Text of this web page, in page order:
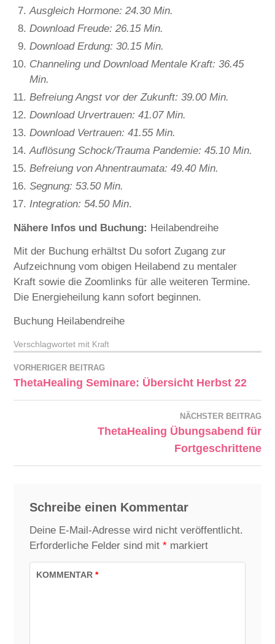
Ausgleich Hormone: 24.30 Min.
Download Freude: 26.15 Min.
Download Erdung: 30.15 Min.
Channeling und Download Mentale Kraft: 36.45
Min.
Befreiung Angst vor der Zukunft: 39.00 Min.
Download Urvertrauen: 41.07 Min.
Download Vertrauen: 41.55 Min.
Auflösung Schock/Trauma Pandemie: 45.10 Min.
Befreiung von Ahnentraumata: 49.40 Min.
Segnung: 53.50 Min.
Integration: 54.50 Min.
Nähere Infos und Buchung: Heilabendreihe
Mit der Buchung erhältst Du sofort Zugang zur
Aufzeichnung vom obigen Heilabend zu mentaler
Kraft sowie die Zoomlinks für alle weiteren Termine.
Die Energieheilung kann sofort beginnen.
Buchung Heilabendreihe
Verschlagwortet mit Kraft
VORHERIGER BEITRAG
ThetaHealing Seminare: Übersicht Herbst 22
NÄCHSTER BEITRAG
ThetaHealing Übungsabend für
Fortgeschrittene
Schreibe einen Kommentar
Deine E-Mail-Adresse wird nicht veröffentlicht.
Erforderliche Felder sind mit *markiert
KOMMENTAR*